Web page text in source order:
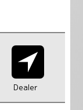
Dealer